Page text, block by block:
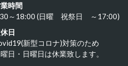
時間
～18:00 (日曜 祝祭日 ～17:00)
日
新型コロナ)対策のため
日・日曜日は休業致します。